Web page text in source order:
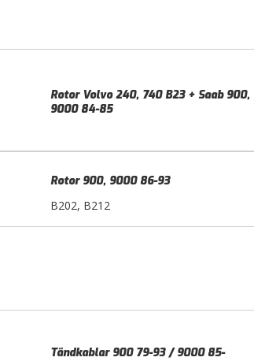
Rotor Volvo 240, 740 B23 + Saab 900,
9000 84-85
Rotor 900, 9000 86-93
B202, B212
Tändkablar 900 79-93 / 9000 85-